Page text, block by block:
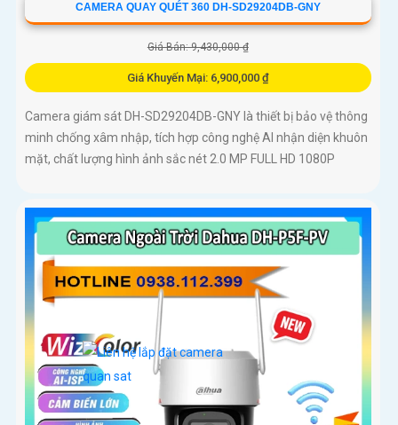
CAMERA QUAY QUÉT 360 DH-SD29204DB-GNY
Giá Bán: 9,430,000 ₫
Giá Khuyến Mại: 6,900,000 ₫
Camera giám sát DH-SD29204DB-GNY là thiết bị bảo vệ thông
minh chống xâm nhập, tích hợp công nghệ AI nhận diện khuôn
mặt, chất lượng hình ảnh sắc nét 2.0 MP FULL HD 1080P